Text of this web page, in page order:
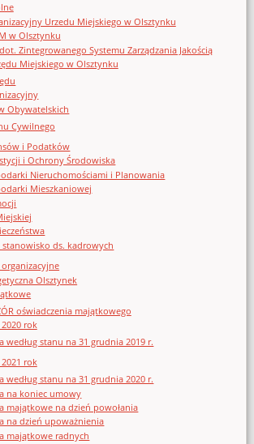
Urzedu Miejskiego w Olsztynku
w Olsztynku
Zintegrowanego Systemu Zarządzania Jakością
Miejskiego w Olsztynku
Obywatelskich
Cywilnego
i Podatków
i Ochrony Środowiska
Nieruchomościami i Planowania
Mieszkaniowej
stanowisko ds. kadrowych
Olsztynek
oświadczenia majątkowego
rok
według stanu na 31 grudnia 2019 r.
rok
według stanu na 31 grudnia 2020 r.
na koniec umowy
majątkowe na dzień powołania
na dzień upoważnienia
majątkowe radnych